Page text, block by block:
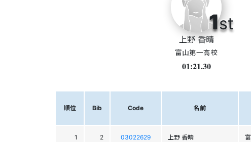
1st
上野 香晴
富山第一高校
01:21.30
順位 Bib Code 名前
1 2 03022629 上野 香晴